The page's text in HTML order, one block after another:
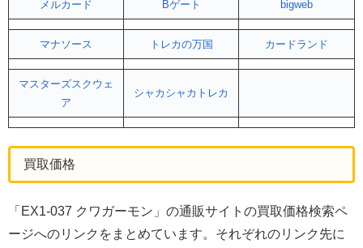
メルカード Bゲート bigweb
マナソース トレカの万国 カードランド
マスターズスクウェ
ア
シャカシャカトレカ
買取価格
「EX1-037 クワガーモン」の通販サイトの買取価格検索ペ
ージへのリンクをまとめています。それぞれのリンク先に